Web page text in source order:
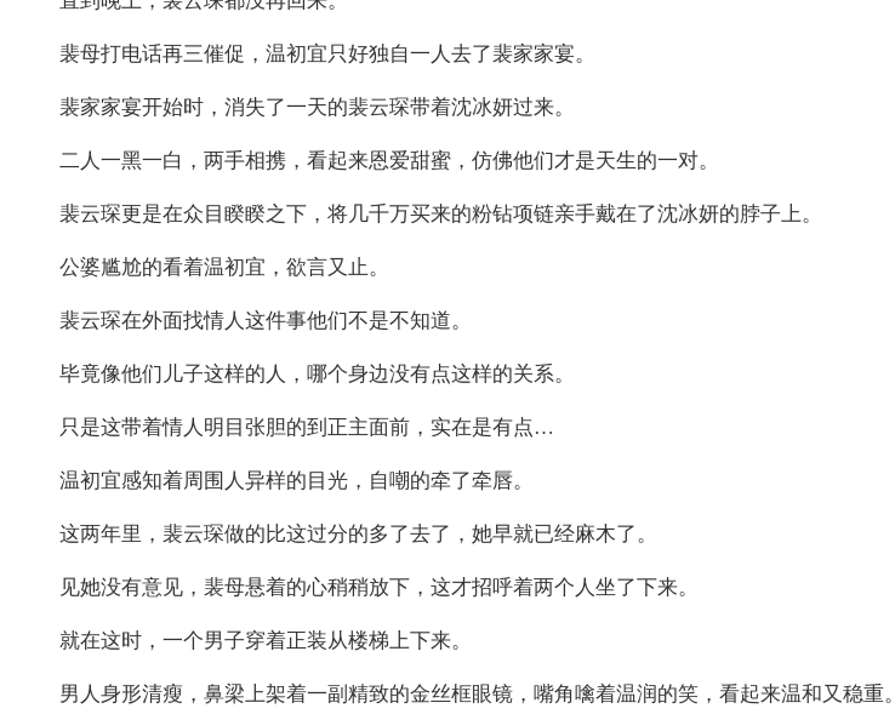
裴母打电话再三催促，温初宜只好独自一人去了裴家家宴。
裴家家宴开始时，消失了一天的裴云琛带着沈冰妍过来。
二人一黑一白，两手相携，看起来恩爱甜蜜，仿佛他们才是天生的一对。
裴云琛更是在众目睽睽之下，将几千万买来的粉钻项链亲手戴在了沈冰妍的脖子上。
公婆尴尬的看着温初宜，欲言又止。
裴云琛在外面找情人这件事他们不是不知道。
毕竟像他们儿子这样的人，哪个身边没有点这样的关系。
只是这带着情人明目张胆的到正主面前，实在是有点…
温初宜感知着周围人异样的目光，自嘲的牵了牵唇。
这两年里，裴云琛做的比这过分的多了去了，她早就已经麻木了。
见她没有意见，裴母悬着的心稍稍放下，这才招呼着两个人坐了下来。
就在这时，一个男子穿着正装从楼梯上下来。
男人身形清瘦，鼻梁上架着一副精致的金丝框眼镜，嘴角噙着温润的笑，看起来温和又稳重。